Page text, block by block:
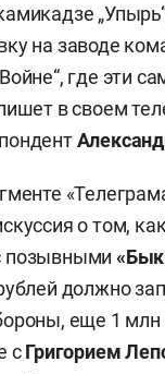
на заводе
где эти
в своем
о том,
позывными
должно
еще 1
сГригорием